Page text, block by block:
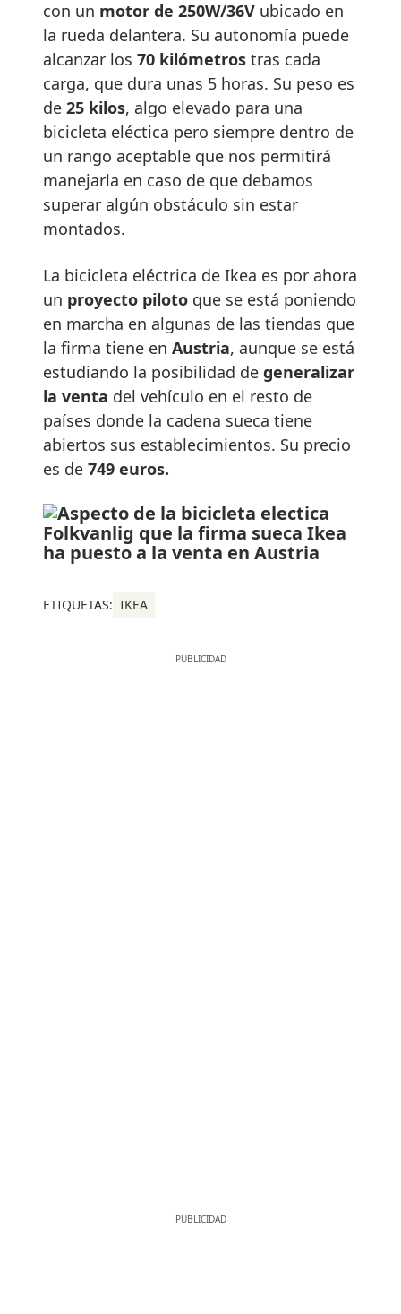
con un motor de 250W/36V ubicado en
la rueda delantera. Su autonomía puede
alcanzar los 70 kilómetros tras cada
carga, que dura unas 5 horas. Su peso es
de 25 kilos, algo elevado para una
bicicleta eléctica pero siempre dentro de
un rango aceptable que nos permitirá
manejarla en caso de que debamos
superar algún obstáculo sin estar
montados.
La bicicleta eléctrica de Ikea es por ahora
un proyecto piloto que se está poniendo
en marcha en algunas de las tiendas que
la firma tiene en Austria, aunque se está
estudiando la posibilidad de generalizar
la venta del vehículo en el resto de
países donde la cadena sueca tiene
abiertos sus establecimientos. Su precio
es de 749 euros.
ETIQUETAS: IKEA